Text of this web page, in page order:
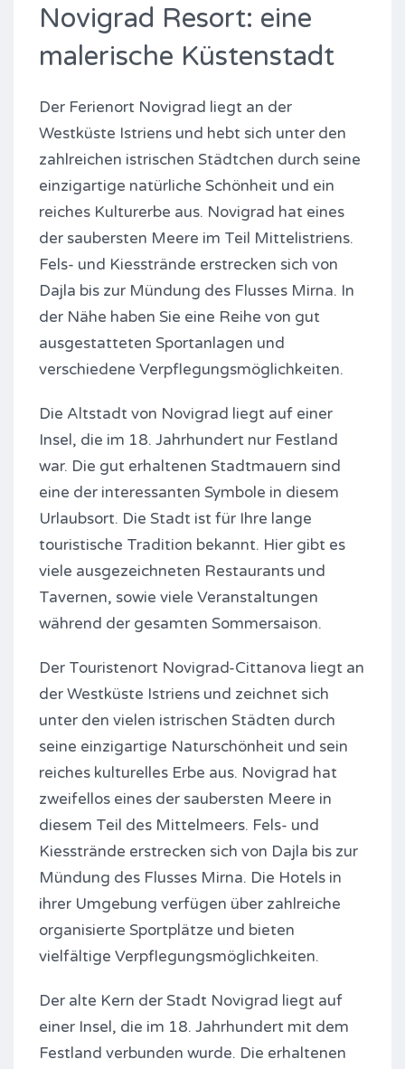
Novigrad Resort: eine
malerische Küstenstadt
Der Ferienort Novigrad liegt an der
Westküste Istriens und hebt sich unter den
zahlreichen istrischen Städtchen durch seine
einzigartige natürliche Schönheit und ein
reiches Kulturerbe aus. Novigrad hat eines
der saubersten Meere im Teil Mittelistriens.
Fels- und Kiesstrände erstrecken sich von
Dajla bis zur Mündung des Flusses Mirna. In
der Nähe haben Sie eine Reihe von gut
ausgestatteten Sportanlagen und
verschiedene Verpflegungsmöglichkeiten.
Die Altstadt von Novigrad liegt auf einer
Insel, die im 18. Jahrhundert nur Festland
war. Die gut erhaltenen Stadtmauern sind
eine der interessanten Symbole in diesem
Urlaubsort. Die Stadt ist für Ihre lange
touristische Tradition bekannt. Hier gibt es
viele ausgezeichneten Restaurants und
Tavernen, sowie viele Veranstaltungen
während der gesamten Sommersaison.
Der Touristenort Novigrad-Cittanova liegt an
der Westküste Istriens und zeichnet sich
unter den vielen istrischen Städten durch
seine einzigartige Naturschönheit und sein
reiches kulturelles Erbe aus. Novigrad hat
zweifellos eines der saubersten Meere in
diesem Teil des Mittelmeers. Fels- und
Kiesstrände erstrecken sich von Dajla bis zur
Mündung des Flusses Mirna. Die Hotels in
ihrer Umgebung verfügen über zahlreiche
organisierte Sportplätze und bieten
vielfältige Verpflegungsmöglichkeiten.
Der alte Kern der Stadt Novigrad liegt auf
einer Insel, die im 18. Jahrhundert mit dem
Festland verbunden wurde. Die erhaltenen